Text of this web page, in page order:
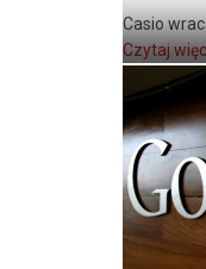
Casio
Czytaj